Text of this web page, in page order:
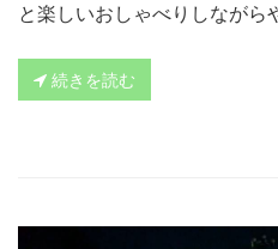
と楽しいおしゃべりしなが
続きを読む